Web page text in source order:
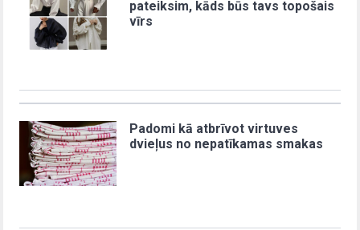
pateiksim, kāds būs tavs topošais
vīrs
Padomi kā atbrīvot virtuves
dvieļus no nepatīkamas smakas